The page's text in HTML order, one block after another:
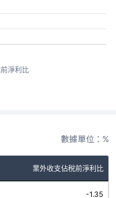
淨利比
數據單位：%
業外收支佔稅前淨利比
-1.35